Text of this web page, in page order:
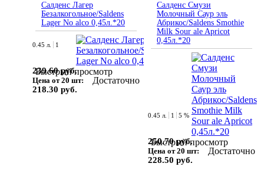
Салденс Лагер
Безалкогольное/Saldens
Lager No alco 0,45л.*20
Быстрый просмотр
0.45 л. 1
239.60 руб.
Цена от 20 шт:
218.30 руб.
Достаточно
Салденс Смузи
Молочный Саур эль
Абрикос/Saldens Smothie
Milk Sour ale Apricot
0,45л.*20
Быстрый просмотр
0.45 л. 1 5 %
250.70 руб.
Цена от 20 шт:
228.50 руб.
Достаточно